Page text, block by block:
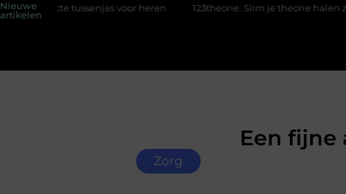
Nieuwe
artikelen
tussenjas voor heren 123theorie: Slim je theorie halen zonder
Een
Zorg